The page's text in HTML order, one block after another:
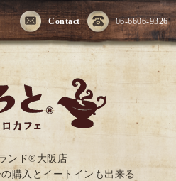
06-6606-9326
Contact
ンド®大阪店
購入とイートインも出来る